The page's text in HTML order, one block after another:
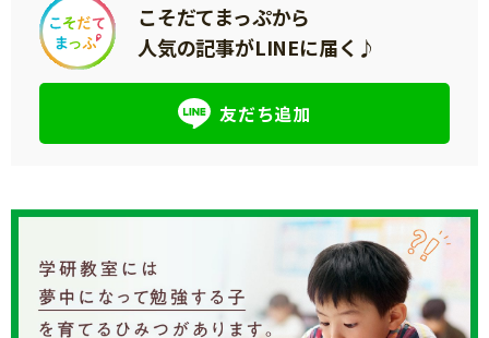
こそだてまっぷから
人気の記事がLINEに届く♪
友だち追加